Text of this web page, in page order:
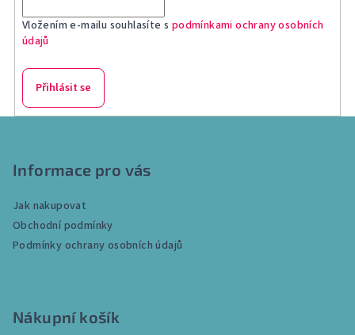
Vložením e-mailu souhlasíte s podmínkami ochrany osobních
údajů
Přihlásit se
Informace pro vás
Jak nakupovat
Obchodní podmínky
Podmínky ochrany osobních údajů
Nákupní košík